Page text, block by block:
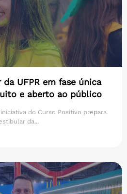
UFPR em fase única
e aberto ao público
do Curso Positivo prepara
da...